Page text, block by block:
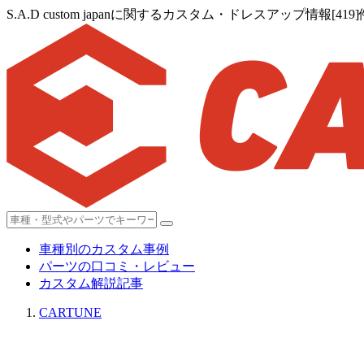
S.A.D custom japanに関するカスタム・ドレスアップ情報[419]
車種別のカスタム事例
パーツの口コミ・レビュー
カスタム解説記事
CARTUNE